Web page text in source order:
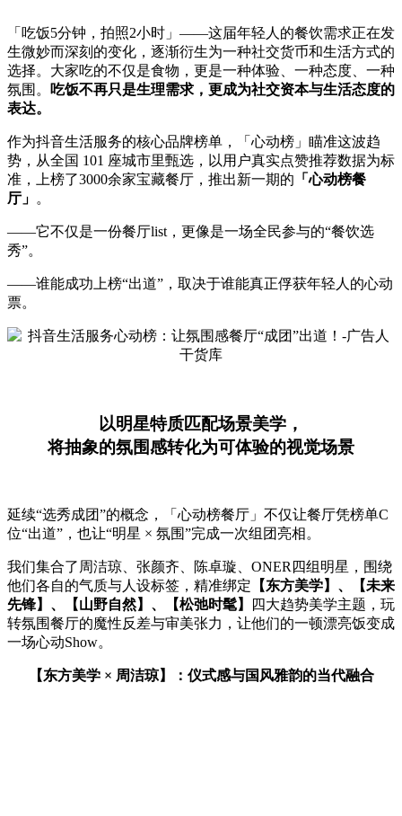
「吃饭5分钟，拍照2小时」——这届年轻人的餐饮需求正在发
生微妙而深刻的变化，逐渐衍生为一种社交货币和生活方式的
选择。大家吃的不仅是食物，更是一种体验、一种态度、一种
氛围。
吃饭不再只是生理需求，更成为社交资本与生活态度的
表达。
作为抖音生活服务的核心品牌榜单，「心动榜」瞄准这波趋
势，从全国 101 座城市里甄选，以用户真实点赞推荐数据为标
准，上榜了3000余家宝藏餐厅，推出新一期的 「心动榜餐
厅」 。
——它不仅是一份餐厅list，更像是一场全民参与的“餐饮选
秀”。
——谁能成功上榜“出道”，取决于谁能真正俘获年轻人的心动
票。
以明星特质匹配场景美学，
将抽象的氛围感转化为可体验的视觉场景
延续“选秀成团”的概念，「心动榜餐厅」不仅让餐厅凭榜单C
位“出道”，也让“明星 × 氛围”完成一次组团亮相。
我们集合了周洁琼、张颜齐、陈卓璇、ONER四组明星，围绕
他们各自的气质与人设标签，精准绑定 【东方美学】、【未来
先锋】、【山野自然】、【松弛时髦】
四大趋势美学主题，玩
转氛围餐厅的魔性反差与审美张力，让他们的一顿漂亮饭变成
一场心动Show。
【东方美学 × 周洁琼】：仪式感与国风雅韵的当代融合